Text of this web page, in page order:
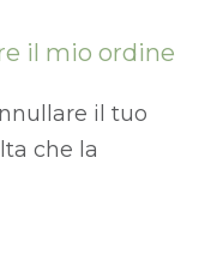
il mio ordine
il tuo
che la